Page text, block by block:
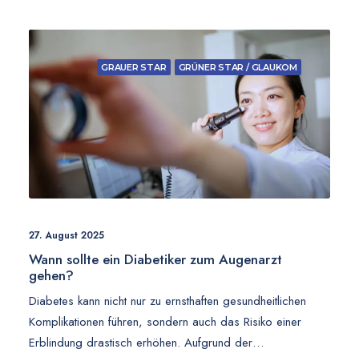
GRAUER STAR GRÜNER STAR / GLAUKOM
27. August 2025
Wann sollte ein Diabetiker zum Augenarzt
gehen?
Diabetes kann nicht nur zu ernsthaften gesundheitlichen
Komplikationen führen, sondern auch das Risiko einer
Erblindung drastisch erhöhen. Aufgrund der…